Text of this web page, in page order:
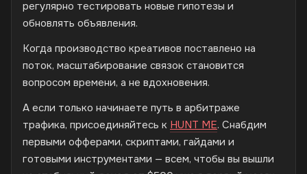
регулярно тестировать новые гипотезы и
обновлять объявления.
Когда производство креативов поставлено на
поток, масштабирование связок становится
вопросом времени, а не вдохновения.
А если только начинаете путь в арбитраже
трафика, присоединяйтесь к HUNT ME. Снабдим
первыми офферами, скриптами, гайдами и
готовыми инструментами — всем, чтобы вы вышли